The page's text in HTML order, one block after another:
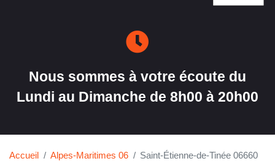
Nous sommes à votre écoute du
Lundi au Dimanche de 8h00 à 20h00
Accueil Alpes-Maritimes 06 Saint-Étienne-de-Tinée 06660